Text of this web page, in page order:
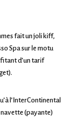
fait un joli kiff,
Spa sur le motu
d’un tarif
l’InterContinental
navette (payante)